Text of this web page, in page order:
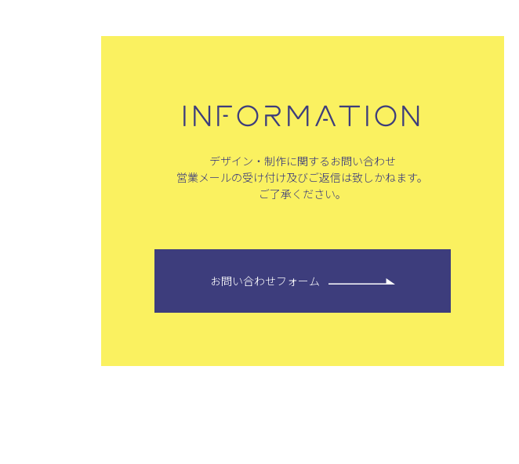
INFORMATION
デザイン・制作に関するお問い合わせ
営業メールの受け付け及びご返信は致しかねます。
ご了承ください。
お問い合わせフォーム